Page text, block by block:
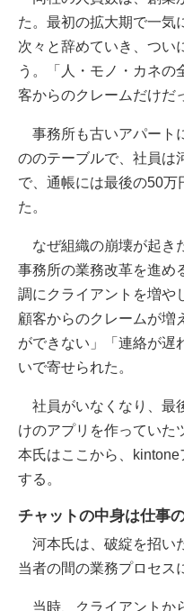
た。最初の拡大期で一気
次々と辞めていき、つい
う。「人・モノ・カネの
客からのクレームだけだ
事務所も古いアパート
ののテーブルで、社員は
で、通帳には最後の50
た。
なぜ組織の崩壊が起き
事務所の業務改革を進め
調にクライアントを増や
顧客からのクレームが増
ができない」「連絡が遅
いで寄せられた。
社員がいなくなり、最
けのアプリを作っていた
本氏はここから、
する。
チャットの中身は仕事
河本氏は、破綻を招い
当者の間の業務プロセス
当時、クライアントか